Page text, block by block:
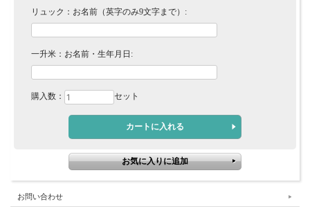
リュック：お名前（英字のみ9文字まで）:
一升米：お名前・生年月日:
購入数： セット
お問い合わせ